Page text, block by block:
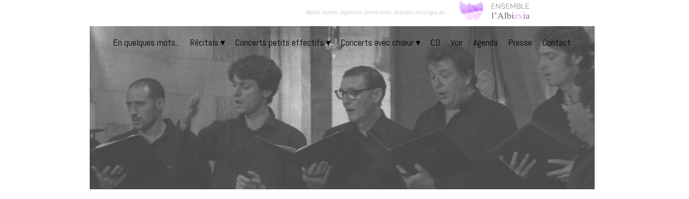
Benoit Dumon, organiste, contre-ténor, directeur artistique de :
En quelques mots... Récitals ▾ Concerts petits effectifs ▾ Concerts avec chœur ▾ CD Voir Agenda Presse Contact